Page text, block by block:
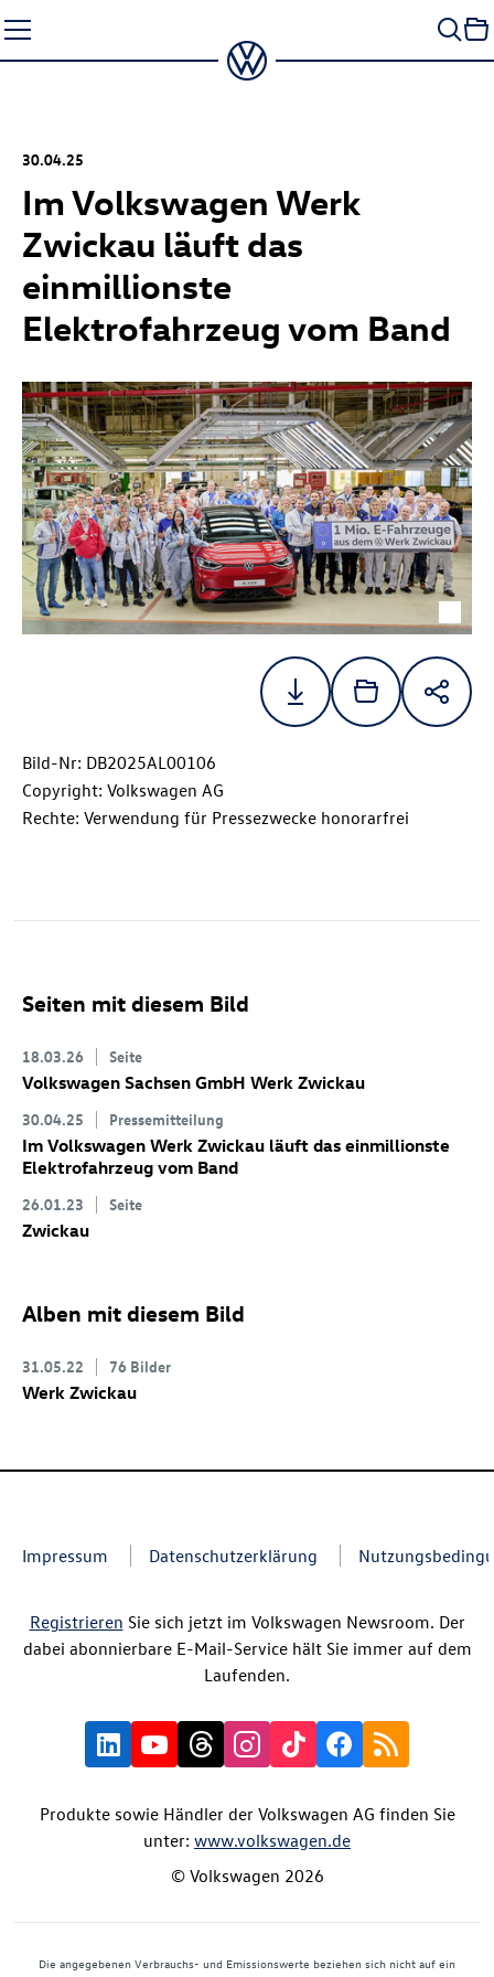
Seiteninhalt
springen
30.04.25
Im Volkswagen Werk
Zwickau läuft das
einmillionste
Elektrofahrzeug vom Band
Bild-Nr: DB2025AL00106
Copyright: Volkswagen AG
Rechte: Verwendung für Pressezwecke honorarfrei
Seiten mit diesem Bild
18.03.26 Seite
Volkswagen Sachsen GmbH Werk Zwickau
30.04.25 Pressemitteilung
Im Volkswagen Werk Zwickau läuft das einmillionste
Elektrofahrzeug vom Band
26.01.23 Seite
Zwickau
Alben mit diesem Bild
31.05.22 76 Bilder
Werk Zwickau
Impressum Datenschutzerklärung
Registrieren Sie sich jetzt im Volkswagen Newsroom. Der
dabei abonnierbare E-Mail-Service hält Sie immer auf dem
Laufenden.
Produkte sowie Händler der Volkswagen AG finden Sie
unter: www.volkswagen.de
© Volkswagen 2026
Die angegebenen Verbrauchs- und Emissionswerte beziehen sich nicht auf ein